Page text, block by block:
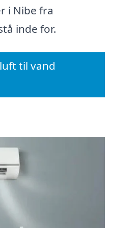
i Nibe fra
inde for.
til vand